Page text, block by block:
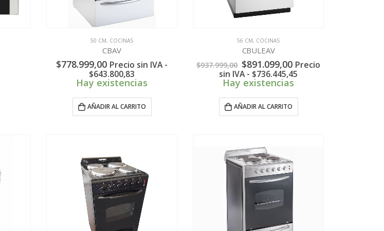
50 CM, COCINAS
CBAV
$778.999,00 Precio sin IVA -
$643.800,83
Hay existencias
AÑADIR AL CARRITO
56 CM, COCINAS
CBULEAV
$937.999,00 El
precio
original
$937.999,00.
$891.099,00El
precio
actual
$891.099,00.
Precio
sin IVA - $736.445,45
Hay existencias
AÑADIR AL CARRITO